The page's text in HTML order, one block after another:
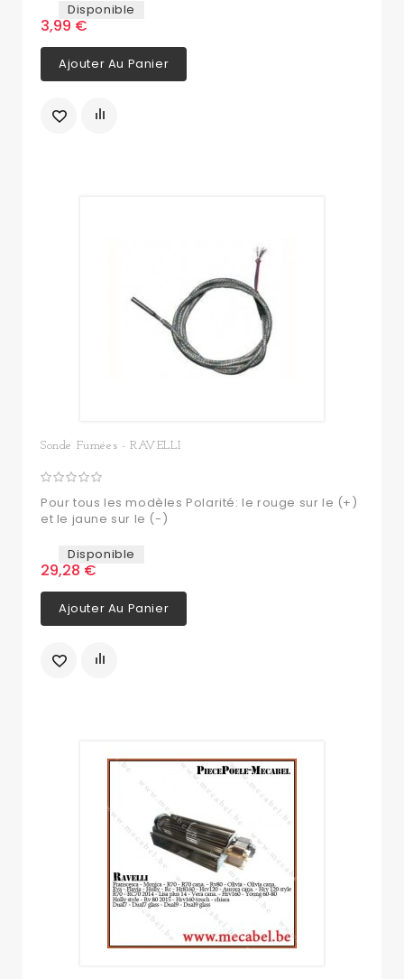
Disponible
3,99 €
Ajouter Au Panier
Sonde Fumées - RAVELLI
Pour tous les modèles Polarité: le rouge sur le (+)
et le jaune sur le (-)
Disponible
29,28 €
Ajouter Au Panier